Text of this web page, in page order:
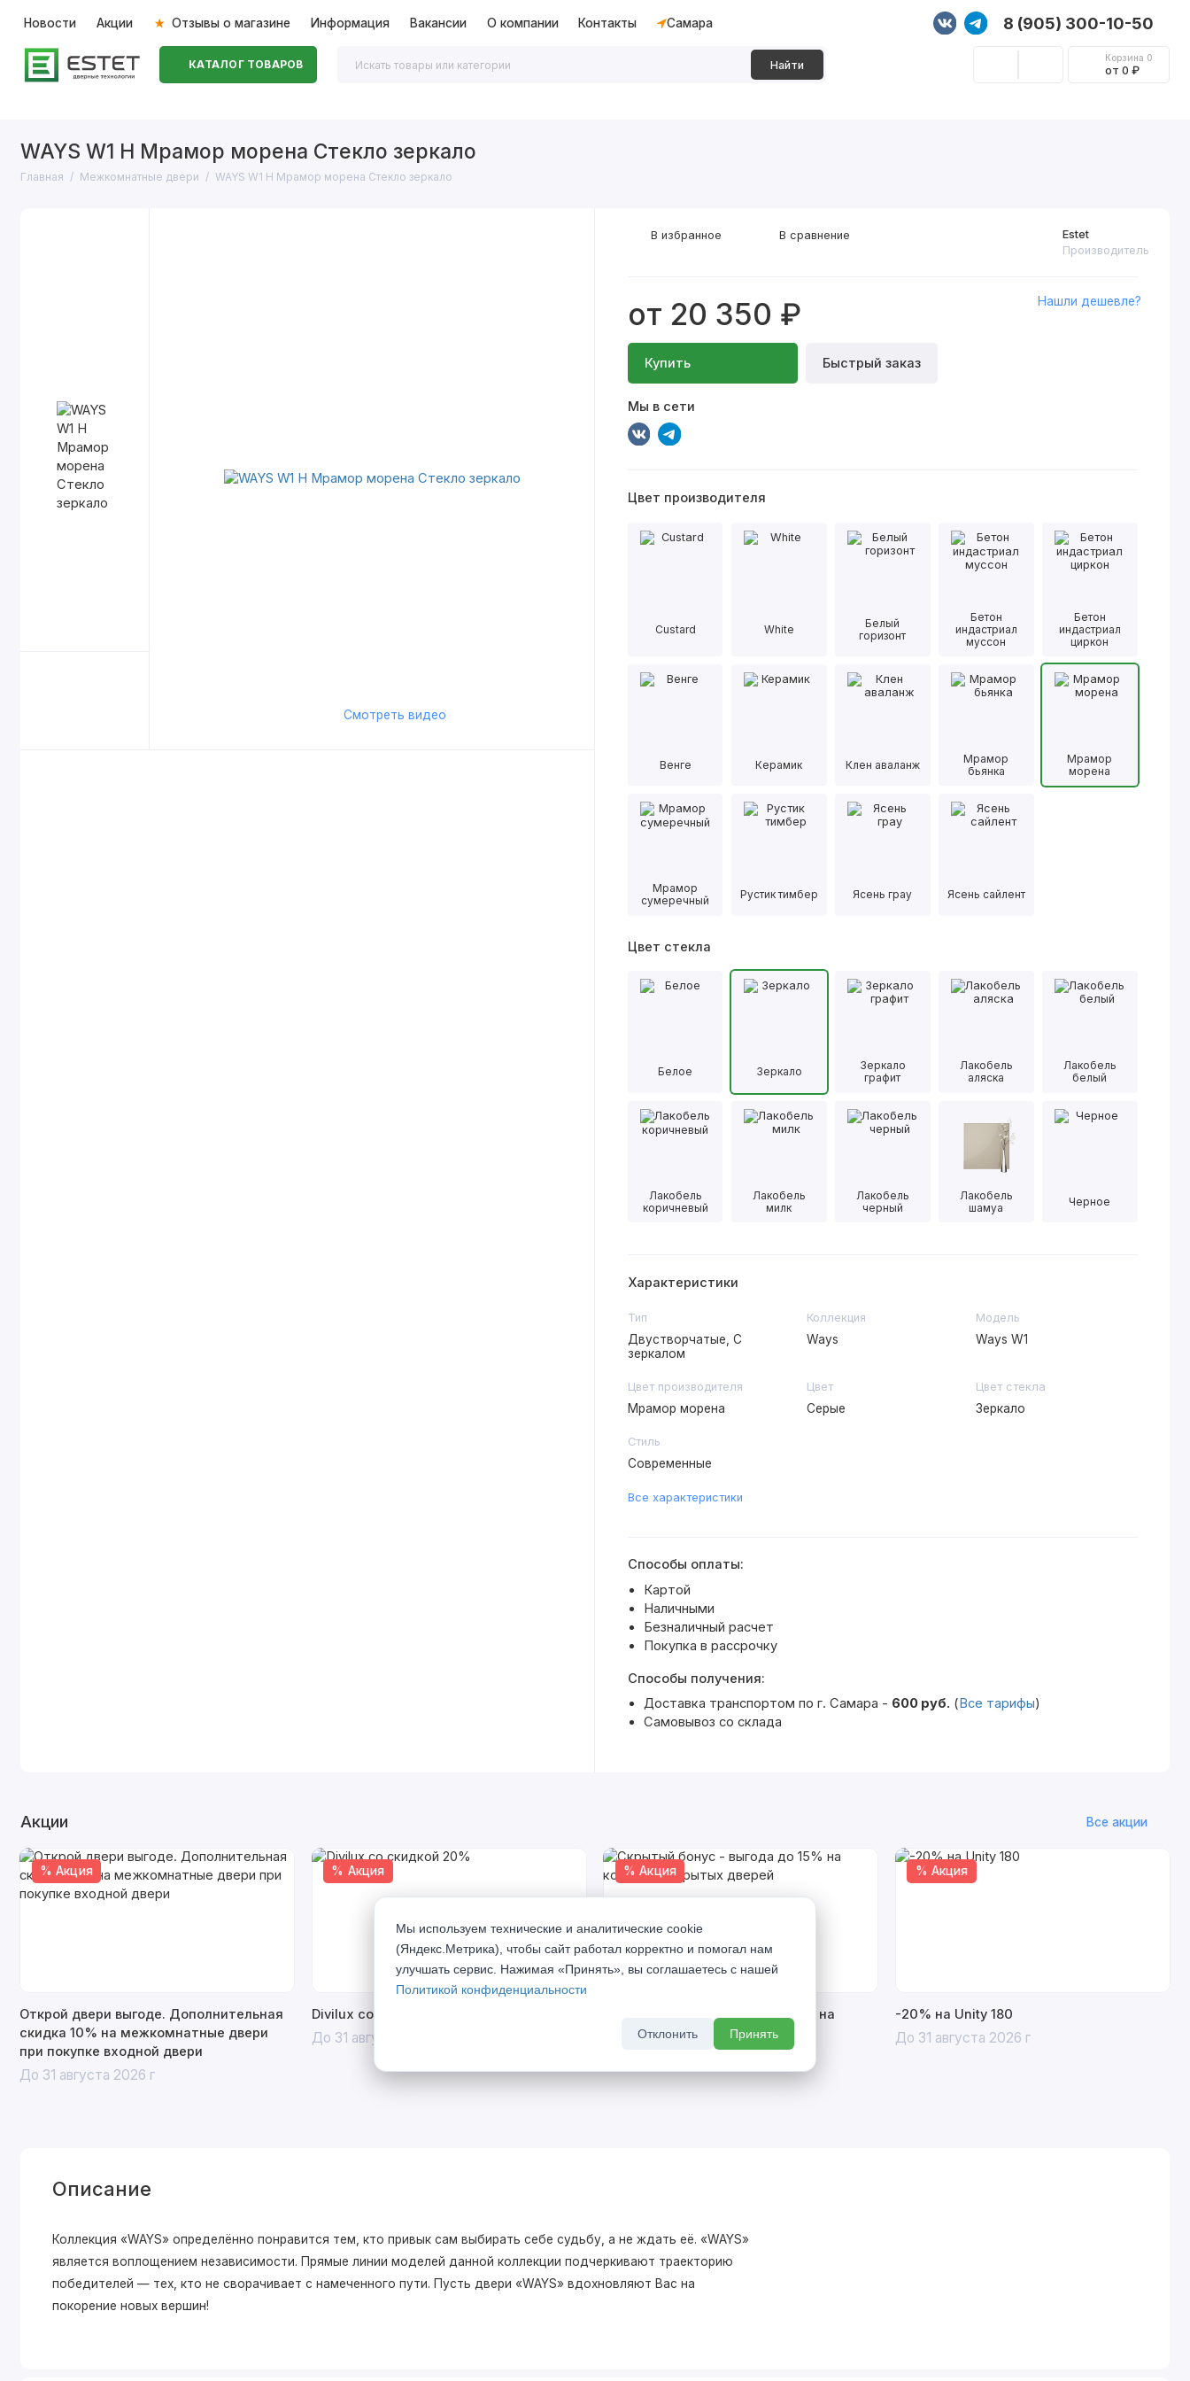
Новости Акции Отзывы о магазине Информация Вакансии О компании Контакты Самара 8 (905) 300-10-50
КАТАЛОГ ТОВАРОВ Найти
Корзина 0
от 0 ₽
WAYS W1 H Мрамор морена Стекло зеркало
Главная Межкомнатные двери WAYS W1 H Мрамор морена Стекло зеркало
Смотреть видео
Estet
Производитель
от 20 350 ₽
Купить Быстрый заказ
Нашли дешевле?
Мы в сети
В избранное В сравнение
Цвет производителя
Custard White
Белый
горизонт
Бетон
индастриал
муссон
Бетон
индастриал
циркон
Венге Керамик Клен аваланж
Мрамор
бьянка
Мрамор
морена
Мрамор
сумеречный
Рустик тимбер Ясень грау Ясень сайлент
Цвет стекла
Белое Зеркало
Зеркало
графит
Лакобель
аляска
Лакобель
белый
Лакобель
коричневый
Лакобель
милк
Лакобель
черный
Лакобель
шамуа
Черное
Характеристики
Тип
Двустворчатые, С
зеркалом
Коллекция
Ways
Модель
Ways W1
Цвет производителя
Мрамор морена
Цвет
Серые
Цвет стекла
Зеркало
Стиль
Современные
Все характеристики
Способы оплаты:
Картой
Наличными
Безналичный расчет
Покупка в рассрочку
Способы получения:
Доставка транспортом по г. Самара - 600 руб. (Все тарифы)
Самовывоз со склада
Акции Все акции
% Акция
Открой двери выгоде. Дополнительная
скидка 10% на межкомнатные двери
при покупке входной двери
До 31 августа 2026 г
% Акция
Divilux со скидкой 20%
До 31 августа 2026 г
% Акция
Скрытый бонус - выгода до 15% на
комплект скрытых дверей
% Акция
-20% на Unity 180
До 31 августа 2026 г
Описание
Коллекция «WAYS» определённо понравится тем, кто привык сам выбирать себе судьбу, а не ждать её. «WAYS»
является воплощением независимости. Прямые линии моделей данной коллекции подчеркивают траекторию
победителей — тех, кто не сворачивает с намеченного пути. Пусть двери «WAYS» вдохновляют Вас на
покорение новых вершин!
Мы используем технические и аналитические cookie
(Яндекс.Метрика), чтобы сайт работал корректно и помогал нам
улучшать сервис. Нажимая «Принять», вы соглашаетесь с нашей
Политикой конфиденциальности
Отклонить Принять